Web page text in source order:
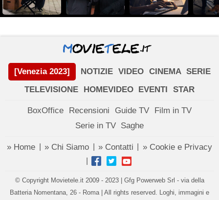
[Venezia 2023] NOTIZIE VIDEO CINEMA SERIE
TELEVISIONE
HOMEVIDEO EVENTI STAR
BoxOffice Recensioni Guide TV
Film in TV
Serie in TV Saghe
» Home » Chi Siamo » Contatti » Cookie e Privacy
© Copyright Movietele.it 2009 - 2023 | Gfg Powerweb Srl - via della
Batteria Nomentana, 26 - Roma | All rights reserved. Loghi, immagini e